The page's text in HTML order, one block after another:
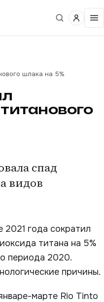
шлака на 5%
спад
видов
2021 года сократил
титана на 5%
периода 2020.
причины.
марте Rio Tinto